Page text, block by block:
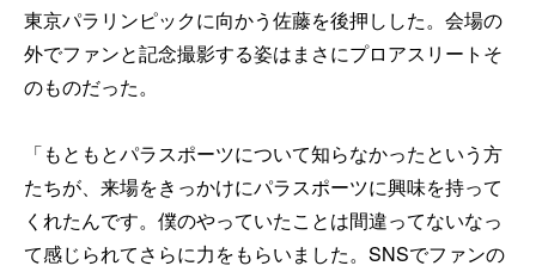
東京パラリンピックに向かう佐藤を後押しした。会場の
外でファンと記念撮影する姿はまさにプロアスリートそ
のものだった。
「もともとパラスポーツについて知らなかったという方
たちが、来場をきっかけにパラスポーツに興味を持って
くれたんです。僕のやっていたことは間違ってないなっ
て感じられてさらに力をもらいました。SNSでファンの